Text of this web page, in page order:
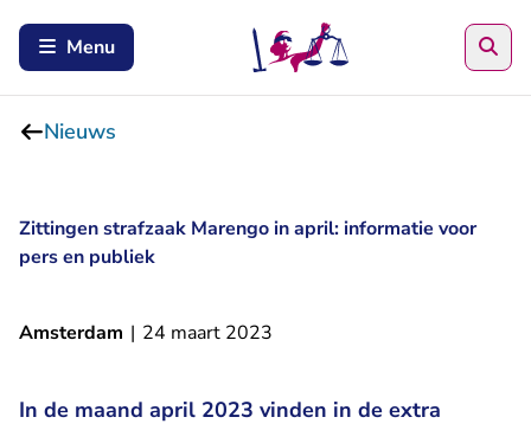
Menu
Nieuws
Zittingen strafzaak Marengo in april: informatie voor
pers en publiek
Amsterdam | 24 maart 2023
In de maand april 2023 vinden in de extra